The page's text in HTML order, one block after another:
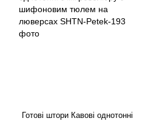
Готові штори Кавові однотонні